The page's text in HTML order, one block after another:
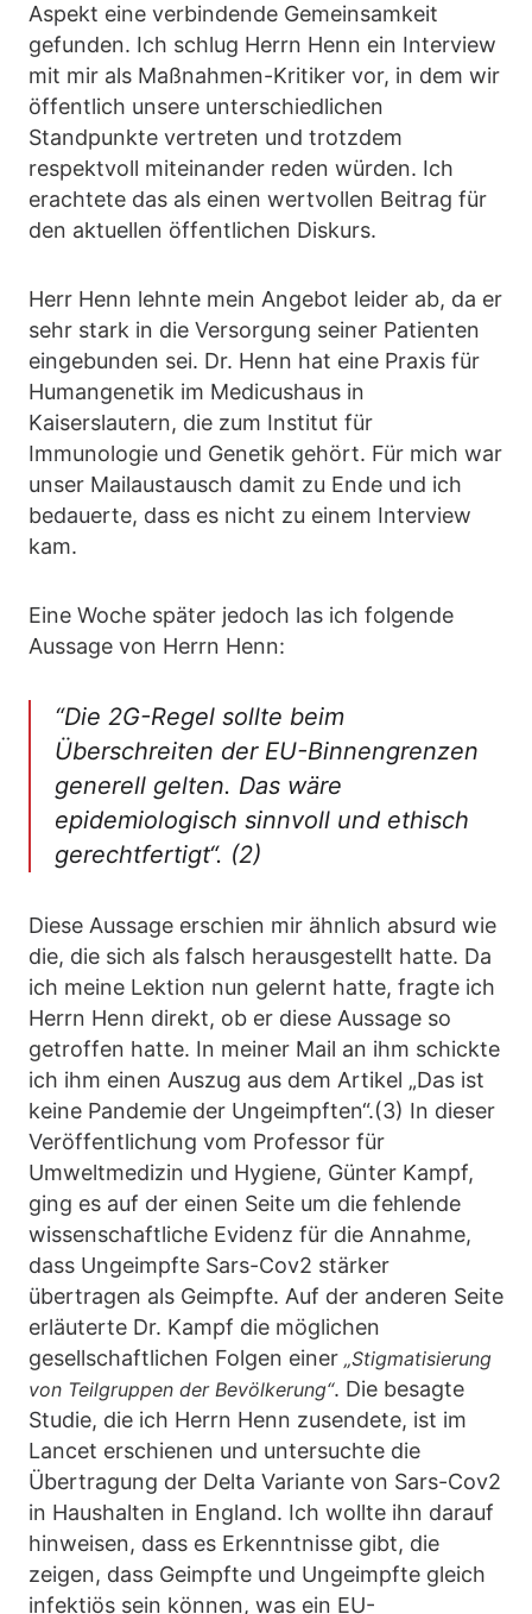
Aspekt eine verbindende Gemeinsamkeit
gefunden. Ich schlug Herrn Henn ein Interview
mit mir als Maßnahmen-Kritiker vor, in dem wir
öffentlich unsere unterschiedlichen
Standpunkte vertreten und trotzdem
respektvoll miteinander reden würden. Ich
erachtete das als einen wertvollen Beitrag für
den aktuellen öffentlichen Diskurs.
Herr Henn lehnte mein Angebot leider ab, da er
sehr stark in die Versorgung seiner Patienten
eingebunden sei. Dr. Henn hat eine Praxis für
Humangenetik im Medicushaus in
Kaiserslautern, die zum Institut für
Immunologie und Genetik gehört. Für mich war
unser Mailaustausch damit zu Ende und ich
bedauerte, dass es nicht zu einem Interview
kam.
Eine Woche später jedoch las ich folgende
Aussage von Herrn Henn:
“Die 2G-Regel sollte beim
Überschreiten der EU-Binnengrenzen
generell gelten. Das wäre
epidemiologisch sinnvoll und ethisch
gerechtfertigt“. (2)
Diese Aussage erschien mir ähnlich absurd wie
die, die sich als falsch herausgestellt hatte. Da
ich meine Lektion nun gelernt hatte, fragte ich
Herrn Henn direkt, ob er diese Aussage so
getroffen hatte. In meiner Mail an ihm schickte
ich ihm einen Auszug aus dem Artikel „Das ist
keine Pandemie der Ungeimpften“.(3) In dieser
Veröffentlichung vom Professor für
Umweltmedizin und Hygiene, Günter Kampf,
ging es auf der einen Seite um die fehlende
wissenschaftliche Evidenz für die Annahme,
dass Ungeimpfte Sars-Cov2 stärker
übertragen als Geimpfte. Auf der anderen Seite
erläuterte Dr. Kampf die möglichen
gesellschaftlichen Folgen einer „Stigmatisierung
von Teilgruppen der Bevölkerung“. Die besagte
Studie, die ich Herrn Henn zusendete, ist im
Lancet erschienen und untersuchte die
Übertragung der Delta Variante von Sars-Cov2
in Haushalten in England. Ich wollte ihn darauf
hinweisen, dass es Erkenntnisse gibt, die
zeigen, dass Geimpfte und Ungeimpfte gleich
infektiös sein können, was ein EU-